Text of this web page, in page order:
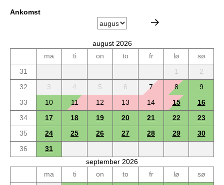
Ankomst
august 2026
ma
ti on to fr lø
sø
31
1
2
32
3 4 5 6 7 8
9
33
10 11 12 13 14 15
16
34
17 18 19 20 21 22
23
35
24 25 26 27 28 29
30
36
31
september 2026
ma
ti on to fr lø
sø